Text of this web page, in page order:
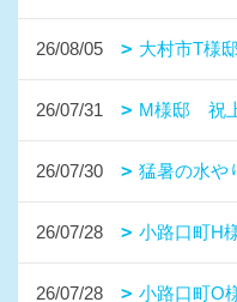
26/08/05 大村市T様
26/07/31 M様邸 祝
26/07/30 猛暑の水や
26/07/28 小路口町H
26/07/28 小路口町O